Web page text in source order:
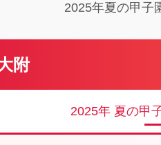
2025年夏の甲子
附
2025年 夏の甲